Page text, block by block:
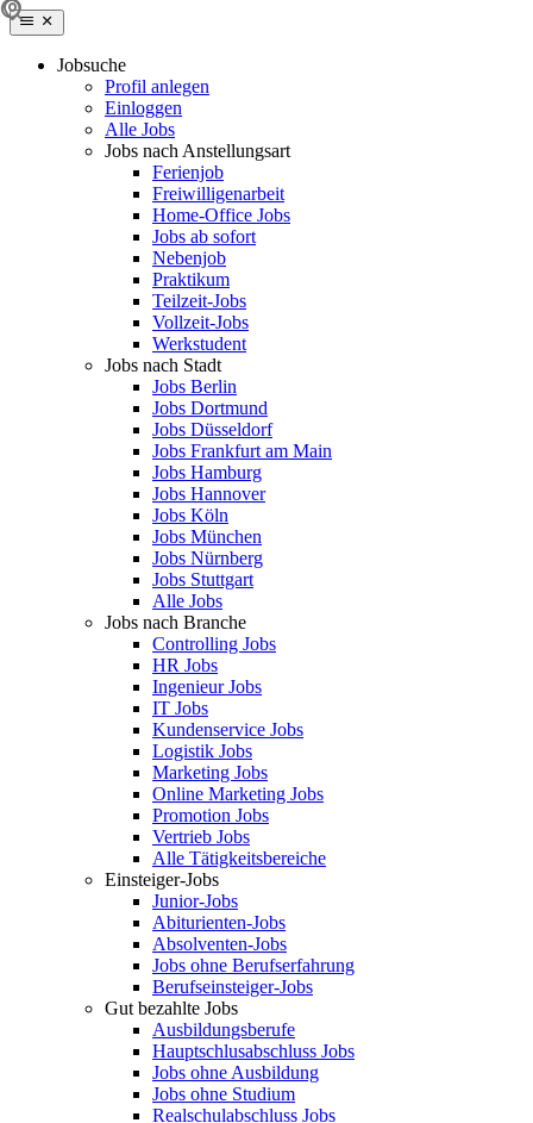
Jobsuche
Profil anlegen
Einloggen
Alle Jobs
Jobs nach Anstellungsart
Ferienjob
Freiwilligenarbeit
Home-Office Jobs
Jobs ab sofort
Nebenjob
Praktikum
Teilzeit-Jobs
Vollzeit-Jobs
Werkstudent
Jobs nach Stadt
Jobs Berlin
Jobs Dortmund
Jobs Düsseldorf
Jobs Frankfurt am Main
Jobs Hamburg
Jobs Hannover
Jobs Köln
Jobs München
Jobs Nürnberg
Jobs Stuttgart
Alle Jobs
Jobs nach Branche
Controlling Jobs
HR Jobs
Ingenieur Jobs
IT Jobs
Kundenservice Jobs
Logistik Jobs
Marketing Jobs
Online Marketing Jobs
Promotion Jobs
Vertrieb Jobs
Alle Tätigkeitsbereiche
Einsteiger-Jobs
Junior-Jobs
Abiturienten-Jobs
Absolventen-Jobs
Jobs ohne Berufserfahrung
Berufseinsteiger-Jobs
Gut bezahlte Jobs
Ausbildungsberufe
Hauptschlusabschluss Jobs
Jobs ohne Ausbildung
Jobs ohne Studium
Realschulabschluss Jobs